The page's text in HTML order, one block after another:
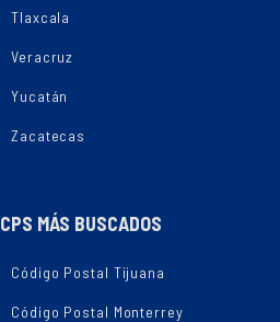
Tlaxcala
Veracruz
Yucatán
Zacatecas
CPS MÁS BUSCADOS
Código Postal Tijuana
Código Postal Monterrey